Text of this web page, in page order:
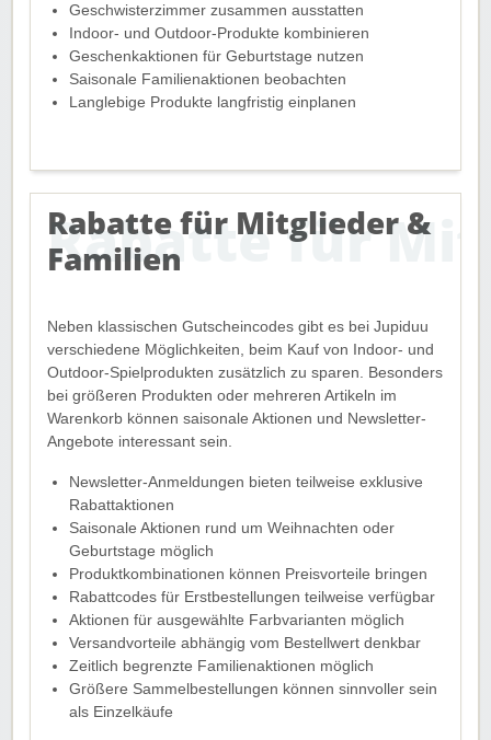
Geschwisterzimmer zusammen ausstatten
Indoor- und Outdoor-Produkte kombinieren
Geschenkaktionen für Geburtstage nutzen
Saisonale Familienaktionen beobachten
Langlebige Produkte langfristig einplanen
Rabatte für Mitglieder &
Familien
Neben klassischen Gutscheincodes gibt es bei Jupiduu
verschiedene Möglichkeiten, beim Kauf von Indoor- und
Outdoor-Spielprodukten zusätzlich zu sparen. Besonders
bei größeren Produkten oder mehreren Artikeln im
Warenkorb können saisonale Aktionen und Newsletter-
Angebote interessant sein.
Newsletter-Anmeldungen bieten teilweise exklusive
Rabattaktionen
Saisonale Aktionen rund um Weihnachten oder
Geburtstage möglich
Produktkombinationen können Preisvorteile bringen
Rabattcodes für Erstbestellungen teilweise verfügbar
Aktionen für ausgewählte Farbvarianten möglich
Versandvorteile abhängig vom Bestellwert denkbar
Zeitlich begrenzte Familienaktionen möglich
Größere Sammelbestellungen können sinnvoller sein
als Einzelkäufe